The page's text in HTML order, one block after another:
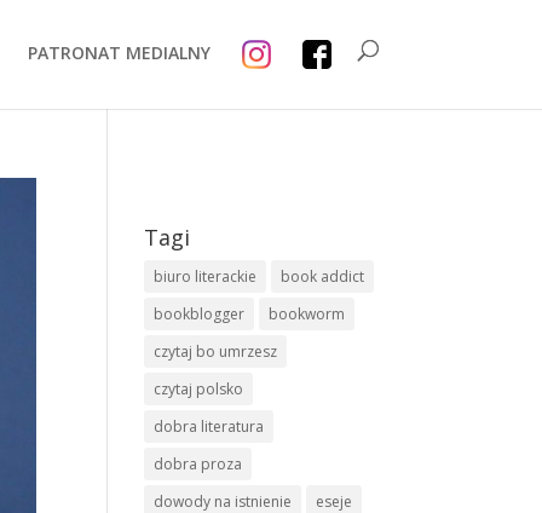
PATRONAT MEDIALNY
Tagi
biuro literackie
book addict
bookblogger
bookworm
czytaj bo umrzesz
czytaj polsko
dobra literatura
dobra proza
dowody na istnienie
eseje